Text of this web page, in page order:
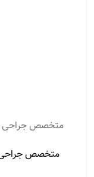
متخصص جراحی
متخصص جراحی